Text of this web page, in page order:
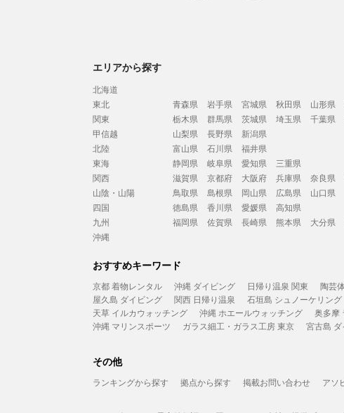
エリアから探す
北海道
東北
青森県 岩手県 宮城県 秋田県 山形県
関東
栃木県 群馬県 茨城県 埼玉県 千葉県
甲信越
山梨県 長野県
新潟県
北陸
富山県 石川県
福井県
東海
静岡県 岐阜県 愛知県
三重県
関西
滋賀県 京都府 大阪府 兵庫県 奈良県
山陰・山陽
鳥取県 島根県 岡山県 広島県
山口県
四国
徳島県 香川県 愛媛県
高知県
九州
福岡県 佐賀県 長崎県 熊本県 大分県
沖縄
おすすめキーワード
京都 着物レンタル 沖縄 ダイビング 日帰り温泉 関東 陶芸
屋久島 ダイビング
関西 日帰り温泉 石垣島 シュノーケリング
天草 イルカウォッチング
沖縄 ホエールウォッチング 奥多摩
沖縄 マリンスポーツ
ガラス細工・ガラス工房 東京 宮古島
その他
ランキングから探す 拠点から探す 掲載お問い合わせ アソ